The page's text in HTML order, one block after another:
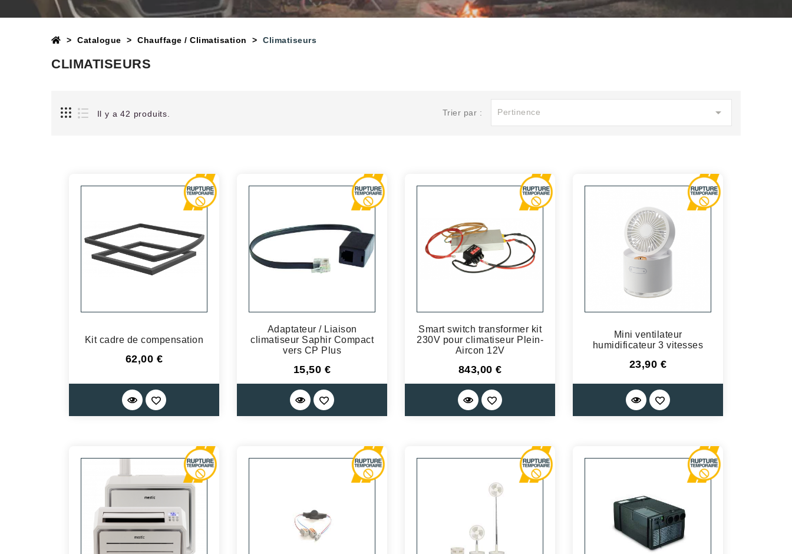
Catalogue Chauffage / Climatisation Climatiseurs
CLIMATISEURS
Il y a 42 produits. Trier par : Pertinence 
Kit cadre de compensation
Prix
62,00 €
Adaptateur / Liaison
climatiseur Saphir Compact
vers CP Plus
Prix
15,50 €
Smart switch transformer kit
230V pour climatiseur Plein-
Aircon 12V
Prix
843,00 €
Mini ventilateur
humidificateur 3 vitesses
Prix
23,90 €